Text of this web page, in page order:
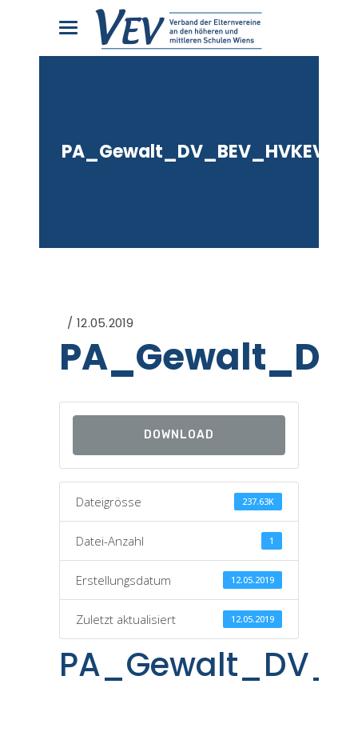
PA_Gewalt_DV_BEV_HVKEV
12.05.2019
DOWNLOAD
Dateigrösse 237.63K
Datei-Anzahl 1
Erstellungsdatum 12.05.2019
Zuletzt aktualisiert 12.05.2019